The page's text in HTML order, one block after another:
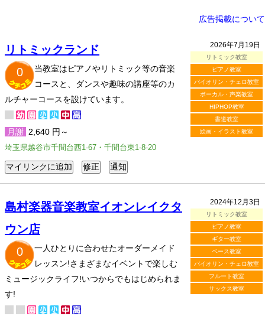
広告掲載について
2026年7月19日
リトミック教室
ピアノ教室
バイオリン・チェロ教室
ボーカル・声楽教室
HIPHOP教室
書道教室
絵画・イラスト教室
リトミックランド
0
当教室はピアノやリトミック等の音楽
コースと、ダンスや趣味の講座等のカ
ルチャーコースを設けています。
月謝 2,640 円～
埼玉県越谷市千間台西1-67・千間台東1-8-20
2024年12月3日
リトミック教室
ピアノ教室
ギター教室
ベース教室
バイオリン・チェロ教室
フルート教室
サックス教室
島村楽器音楽教室イオンレイクタ
ウン店
0
一人ひとりに合わせたオーダーメイド
レッスン!さまざまなイベントで楽しむ
ミュージックライフ!いつからでもはじめられま
す!